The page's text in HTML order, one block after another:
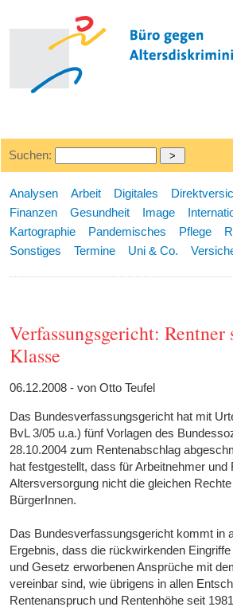
Suchen:
Analysen Arbeit Digitales
Finanzen
Gesundheit Image
Kartographie
Pandemisches Pflege
Sonstiges
Termine Uni & Co.
Verfassungsgericht:
Klasse
06.12.2008 - von Otto Teufel
Das Bundesverfassungsgericht hat mit
BvL 3/05 u.a.) fünf Vorlagen des
28.10.2004 zum Rentenabschlag
hat festgestellt, dass für Arbeitnehmer und
Altersversorgung nicht die gleichen
BürgerInnen.
Das Bundesverfassungsgericht kommt in
Ergebnis, dass die rückwirkenden
und Gesetz erworbenen Ansprüche mit
vereinbar sind, wie übrigens in allen
Rentenanspruch und Rentenhöhe seit